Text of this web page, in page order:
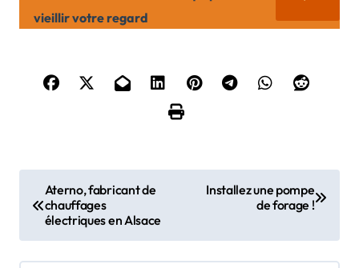
vieillir votre regard
a
v
Aterno, fabricant de
chauffages
électriques en Alsace
Installez une pompe
de forage !